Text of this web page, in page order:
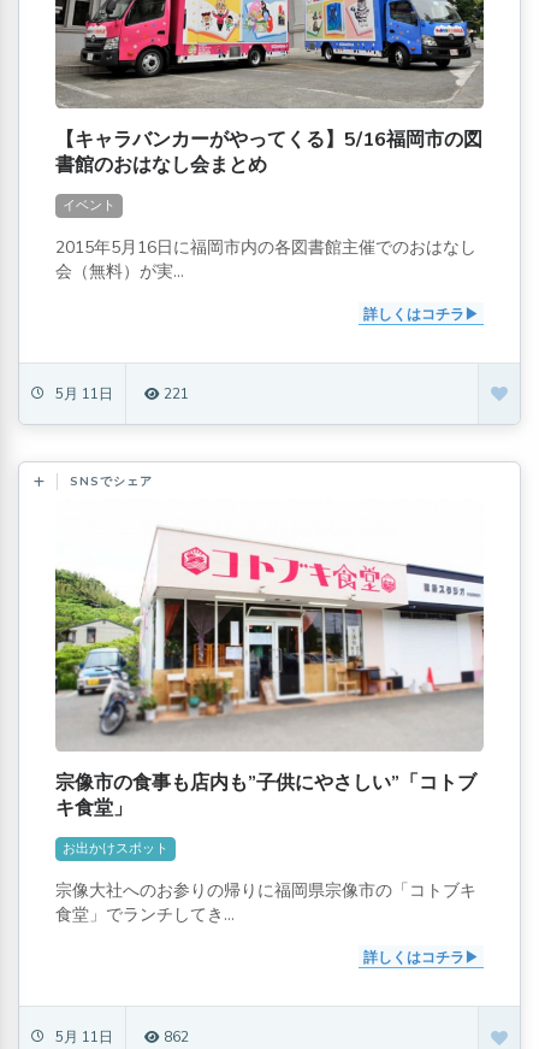
【キャラバンカーがやってくる】5/16福岡市の図
書館のおはなし会まとめ
イベント
2015年5月16日に福岡市内の各図書館主催でのおはなし
会（無料）が実...
詳しくはコチラ
5月 11日 221
SNSでシェア
宗像市の食事も店内も”子供にやさしい”「コトブ
キ食堂」
お出かけスポット
宗像大社へのお参りの帰りに福岡県宗像市の「コトブキ
食堂」でランチしてき...
詳しくはコチラ
5月 11日 862